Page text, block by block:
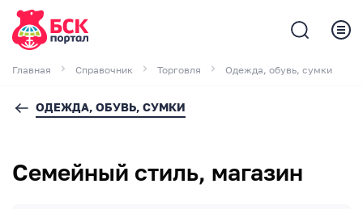
Главная Справочник Торговля Одежда, обувь, сумки
ОДЕЖДА, ОБУВЬ, СУМКИ
Семейный стиль, магазин